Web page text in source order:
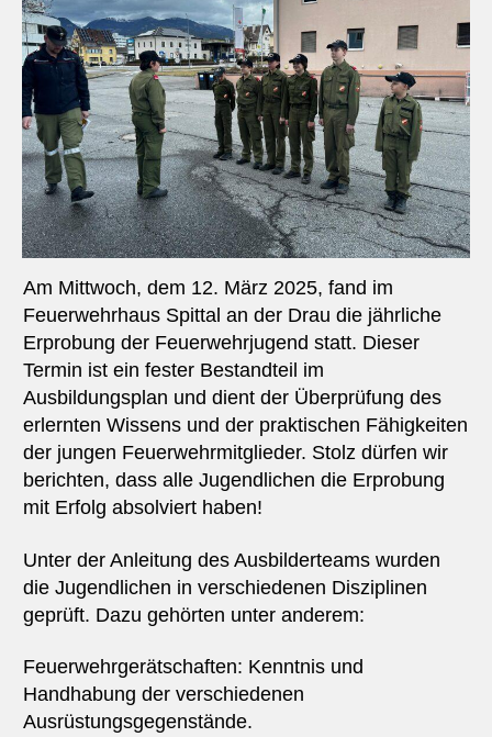
Am Mittwoch, dem 12. März 2025, fand im
Feuerwehrhaus Spittal an der Drau die jährliche
Erprobung der Feuerwehrjugend statt. Dieser
Termin ist ein fester Bestandteil im
Ausbildungsplan und dient der Überprüfung des
erlernten Wissens und der praktischen Fähigkeiten
der jungen Feuerwehrmitglieder. Stolz dürfen wir
berichten, dass alle Jugendlichen die Erprobung
mit Erfolg absolviert haben!
Unter der Anleitung des Ausbilderteams wurden
die Jugendlichen in verschiedenen Disziplinen
geprüft. Dazu gehörten unter anderem:
Feuerwehrgerätschaften: Kenntnis und
Handhabung der verschiedenen
Ausrüstungsgegenstände.